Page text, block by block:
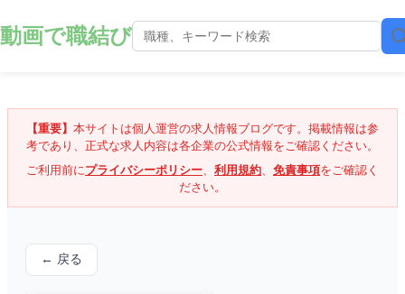
動画で職結び
【重要】 本サイトは個人運営の求人情報ブログです。掲載情報は参
考であり、正式な求人内容は各企業の公式情報をご確認ください。
ご利用前にプライバシーポリシー、 利用規約、 免責事項をご確認く
ださい。
← 戻る